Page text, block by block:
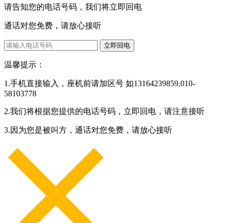
请告知您的电话号码，我们将立即回电
通话对您免费，请放心接听
立即回电
温馨提示：
1.手机直接输入，座机前请加区号 如13164239859,010-
58103778
2.我们将根据您提供的电话号码，立即回电，请注意接听
3.因为您是被叫方，通话对您免费，请放心接听